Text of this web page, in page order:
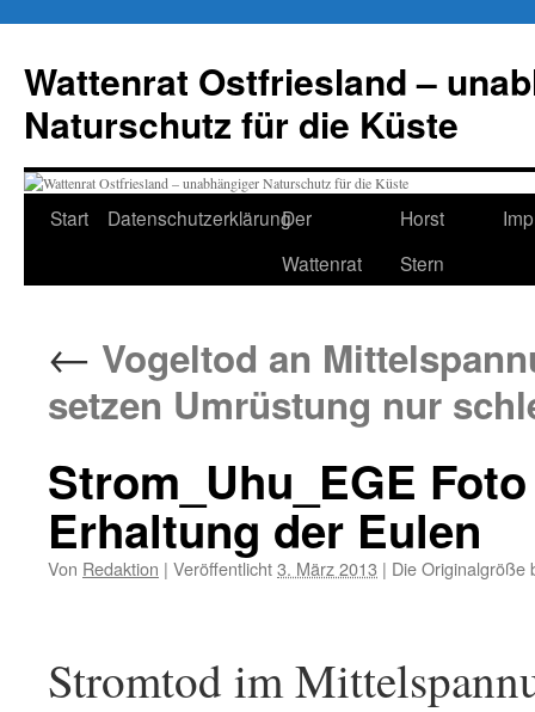
springen
Wattenrat Ostfriesland –
Naturschutz für die Küste
Start DatenschutzerklärungDer
Wattenrat
Horst
Stern
← Vogeltod an
setzen Umrüstung nur
Strom_Uhu_EGE
Erhaltung der Eulen
Von Redaktion | Veröffentlicht3. März 2013 | Die Originalgröße
Stromtod im